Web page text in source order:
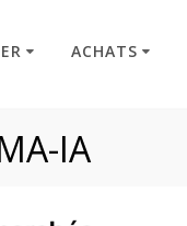
ACHATS
IA